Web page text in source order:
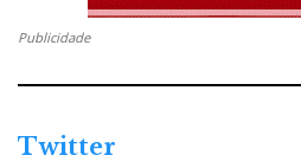
Publicidade
Twitter